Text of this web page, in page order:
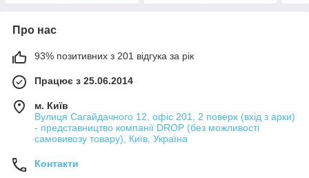
Про нас
93% позитивних з 201 відгука за рік
Працює з 25.06.2014
м. Київ
Вулиця Сагайдачного 12, офіс 201, 2 поверх (вхід з арки)
- представництво компанії DROP (без можливості
самовивозу товару), Київ, Україна
Контакти